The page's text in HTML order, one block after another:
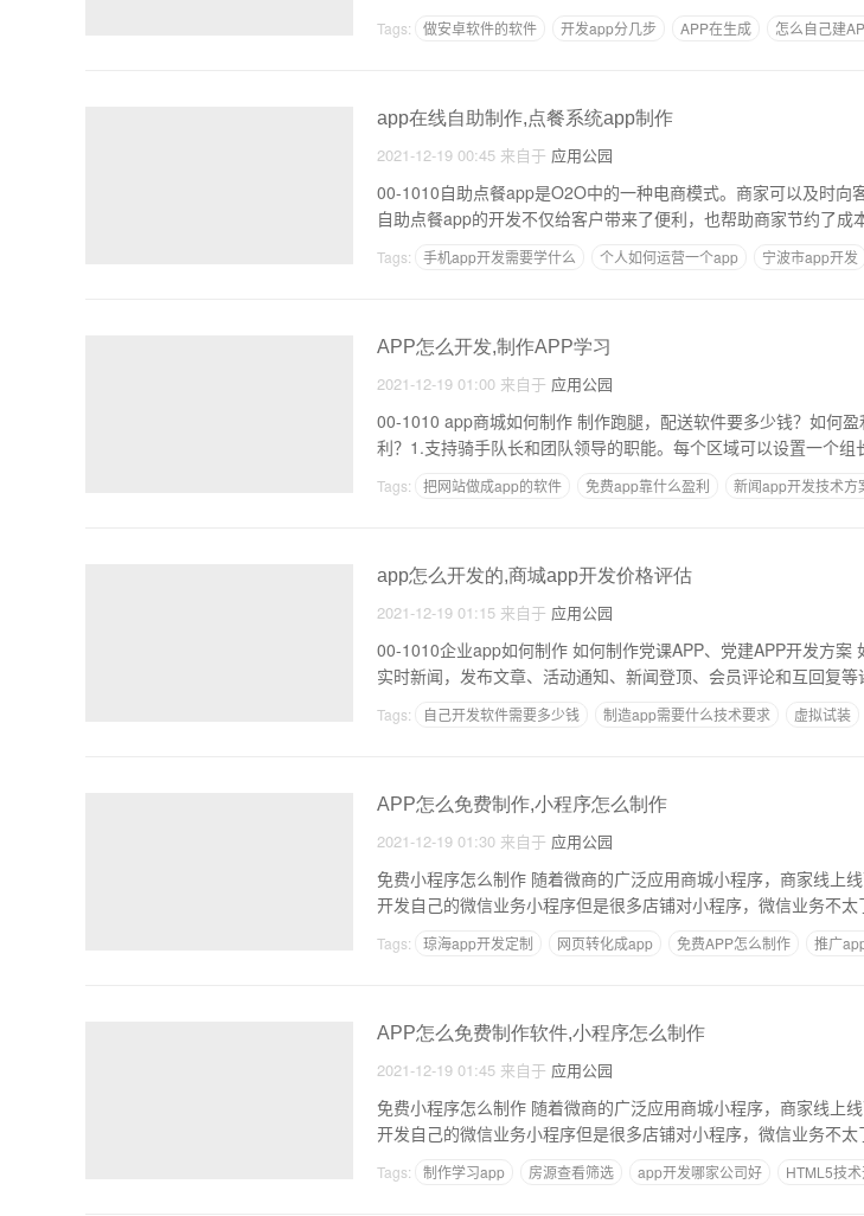
Tags: 做安卓软件的软件 开发app分几步 APP在生成 怎么自己建
app在线自助制作,点餐系统app制作
2021-12-19 00:45 来自于 应用公园
00-1010自助点餐app是O2O中的一种电商模式。商家可以及时向
自助点餐app的开发不仅给客户带来了便利，也帮助商家节约了
Tags: 手机app开发需要学什么 个人如何运营一个app 宁波市app开发
APP怎么开发,制作APP学习
2021-12-19 01:00 来自于 应用公园
00-1010 app商城如何制作 制作跑腿，配送软件要多少钱？如何盈利？ 制作跑腿，配送软件要多少钱？如何盈
利？1.支持骑手队长和团队领导的职能。每个区域可以设置一个组
Tags: 把网站做成app的软件 免费app靠什么盈利 新闻app开发技术方
app怎么开发的,商城app开发价格评估
2021-12-19 01:15 来自于 应用公园
00-1010企业app如何制作 如何制作党课APP、党建APP开发方案 如何制作党课APP、党建APP开发方案1，包括
实时新闻，发布文章、活动通知、新闻登顶、会员评论和互回复等
Tags: 自己开发软件需要多少钱 制造app需要什么技术要求 虚拟试装
APP怎么免费制作,小程序怎么制作
2021-12-19 01:30 来自于 应用公园
免费小程序怎么制作 随着微商的广泛应用商城小程序，商家线上
开发自己的微信业务小程序但是很多店铺对小程序，微信业务不
Tags: 琼海app开发定制 网页转化成app 免费APP怎么制作 推广
APP怎么免费制作软件,小程序怎么制作
2021-12-19 01:45 来自于 应用公园
免费小程序怎么制作 随着微商的广泛应用商城小程序，商家线上
开发自己的微信业务小程序但是很多店铺对小程序，微信业务不
Tags: 制作学习app 房源查看筛选 app开发哪家公司好 HTML5技